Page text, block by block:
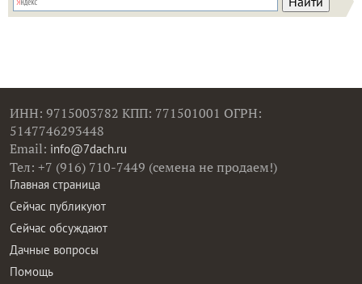
ИНН: 9715003782 КПП: 771501001 ОГРН:
5147746293448
Email: info@7dach.ru
Тел: +7 (916) 710-7449 (семена не продаем!)
Главная страница
Сейчас публикуют
Сейчас обсуждают
Дачные вопросы
Помощь